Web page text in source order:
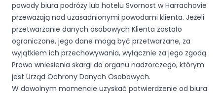
powody biura podróży lub hotelu Svornost w Harrachovie
przeważają nad uzasadnionymi powodami klienta. Jeżeli
przetwarzanie danych osobowych Klienta zostało
ograniczone, jego dane mogą być przetwarzane, za
wyjątkiem ich przechowywania, wyłącznie za jego zgodą.
Prawo wniesienia skargi do organu nadzorczego, którym
jest Urząd Ochrony Danych Osobowych.
W dowolnym momencie uzyskać potwierdzenie od biura